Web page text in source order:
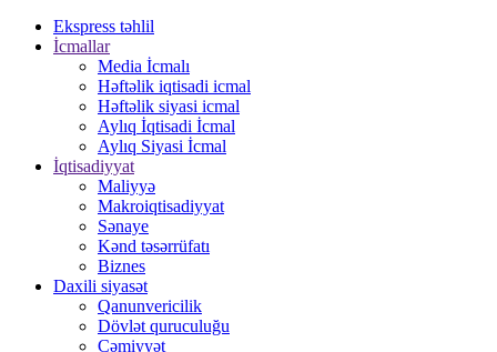
Ekspress təhlil
İcmallar
Media İcmalı
Həftəlik iqtisadi icmal
Həftəlik siyasi icmal
Aylıq İqtisadi İcmal
Aylıq Siyasi İcmal
İqtisadiyyat
Maliyyə
Makroiqtisadiyyat
Sənaye
Kənd təsərrüfatı
Biznes
Daxili siyasət
Qanunvericilik
Dövlət quruculuğu
Cəmiyyət